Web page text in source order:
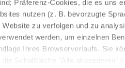
Präferenz-Cookies, die es uns
nutzen (z. B. bevorzugte
zu verfolgen und zu
werden, um einzelnen
Ihres Browserverlaufs. Sie
Mehr lesen